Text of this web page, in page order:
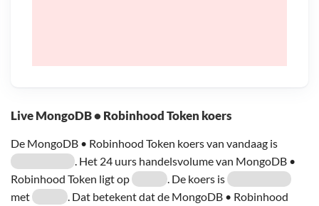
Live MongoDB • Robinhood Token koers
De MongoDB • Robinhood Token koers van vandaag is
. Het 24 uurs handelsvolume van MongoDB •
Robinhood Token ligt op
. De koers is
met
. Dat betekent dat de MongoDB • Robinhood